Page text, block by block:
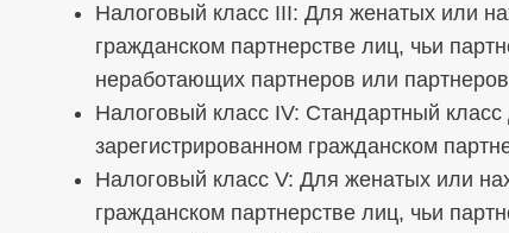
Налоговый класс III: Для женатых или
гражданском партнерстве лиц, чьи
неработающих партнеров или
Налоговый класс IV: Стандартный
зарегистрированном гражданском
Налоговый класс V: Для женатых или
гражданском партнерстве лиц, чьи